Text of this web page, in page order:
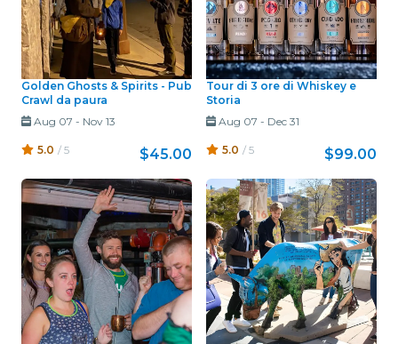
Golden Ghosts & Spirits - Pub
Crawl da paura
Aug 07 - Nov 13
5.0 / 5 $45.00
Tour di 3 ore di Whiskey e
Storia
Aug 07 - Dec 31
5.0 / 5 $99.00